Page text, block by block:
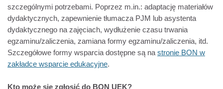
szczególnymi potrzebami. Poprzez m.in.: adaptację materiałów
dydaktycznych, zapewnienie tłumacza PJM lub asystenta
dydaktycznego na zajęciach, wydłużenie czasu trwania
egzaminu/zaliczenia, zamiana formy egzaminu/zaliczenia, itd.
Szczegółowe formy wsparcia dostępne są na stronie BON w
zakładce wsparcie edukacyjne.
Kto może się zgłosić do BON UEK?